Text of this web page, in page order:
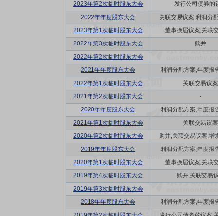
2023年第2次临时股东大会
发行公司债券的
2022年年度股东大会
关联交易议案,利润分
2023年第1次临时股东大会
董事换届议案,关联
2022年第3次临时股东大会
购并
2022年第2次临时股东大会
-
2021年年度股东大会
利润分配方案,年度报
2022年第1次临时股东大会
关联交易议案
2021年第2次临时股东大会
-
2020年年度股东大会
利润分配方案,年度报
2021年第1次临时股东大会
关联交易议案
2020年第2次临时股东大会
购并,关联交易议案,增
2019年年度股东大会
利润分配方案,年度报
2020年第1次临时股东大会
董事换届议案,关联
2019年第4次临时股东大会
购并,关联交易
2019年第3次临时股东大会
-
2018年年度股东大会
利润分配方案,年度报